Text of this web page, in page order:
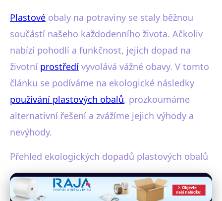
Plastové obaly na potraviny se staly běžnou
součástí našeho každodenního života. Ačkoliv
nabízí pohodlí a funkčnost, jejich dopad na
životní prostředí vyvolává vážné obavy. V tomto
článku se podíváme na ekologické následky
používání plastových obalů, prozkoumáme
alternativní řešení a zvážíme jejich výhody a
nevýhody.
Přehled ekologických dopadů plastových obalů